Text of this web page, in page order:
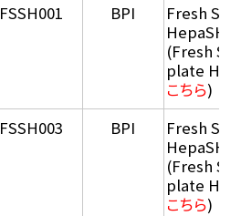
FSSH001 BPI
Fresh
HepaSH®
(Fresh
plate
こちら)
FSSH003 BPI
Fresh
HepaSH®
(Fresh
plate
こちら)